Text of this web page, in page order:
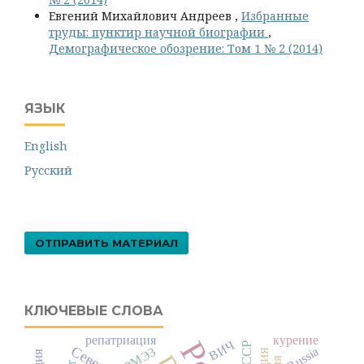
Евгений Михайлович Андреев , Избранные
труды: пунктир научной биографии ,
Демографическое обозрение: Том 1 № 2 (2014)
ЯЗЫК
English
Русский
ОТПРАВИТЬ МАТЕРИАЛ
КЛЮЧЕВЫЕ СЛОВА
репатриация курение
ВИЧ